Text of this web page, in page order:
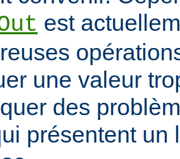
est
une valeur
des
présentent un